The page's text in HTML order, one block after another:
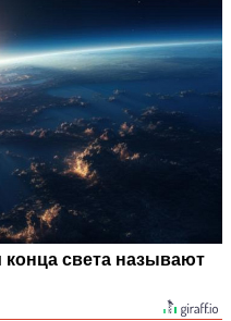
конца света называют